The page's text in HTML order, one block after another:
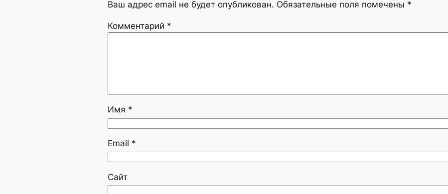
Ваш адрес email не будет опубликован. Обязательные поля помечены *
Комментарий *
Имя *
Email *
Сайт